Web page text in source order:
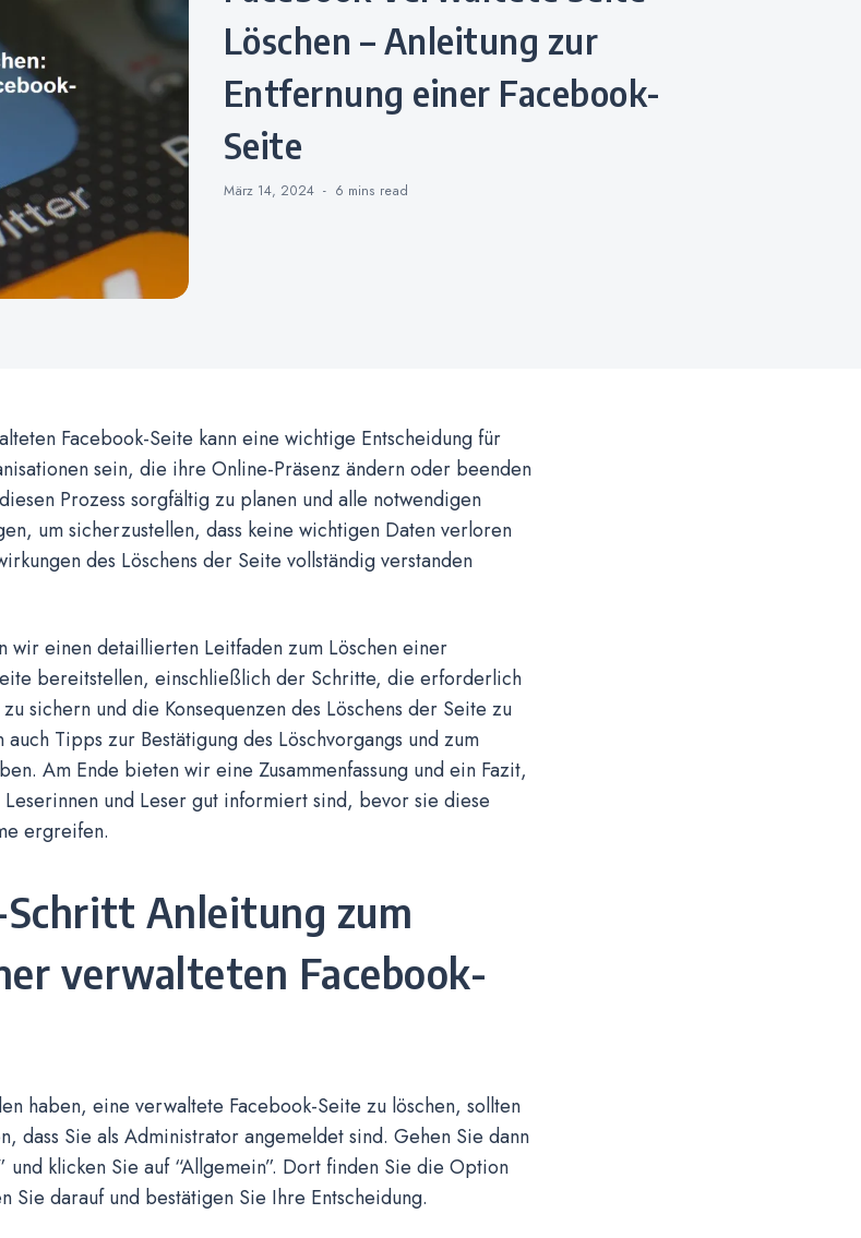
Löschen – Anleitung zur
Entfernung einer Facebook-
Seite
März 14, 2024 6 mins read
Facebook-Seite kann eine wichtige Entscheidung für
sein, die ihre Online-Präsenz ändern oder beenden
Prozess sorgfältig zu planen und alle notwendigen
um sicherzustellen, dass keine wichtigen Daten verloren
des Löschens der Seite vollständig verstanden
wir einen detaillierten Leitfaden zum Löschen einer
bereitstellen, einschließlich der Schritte, die erforderlich
sichern und die Konsequenzen des Löschens der Seite zu
Tipps zur Bestätigung des Löschvorgangs und zum
Am Ende bieten wir eine Zusammenfassung und ein Fazit,
Leserinnen und Leser gut informiert sind, bevor sie diese
ergreifen.
Anleitung zum
verwalteten Facebook-
haben, eine verwaltete Facebook-Seite zu löschen, sollten
dass Sie als Administrator angemeldet sind. Gehen Sie dann
und klicken Sie auf “Allgemein”. Dort finden Sie die Option
Sie darauf und bestätigen Sie Ihre Entscheidung.